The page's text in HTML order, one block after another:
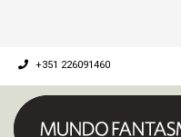
+351 226091460